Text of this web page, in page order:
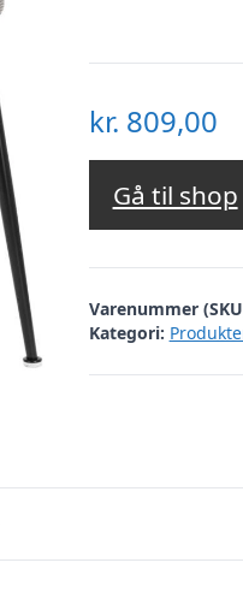
kr. 809,00
Gå til shop
Varenummer
Kategori: